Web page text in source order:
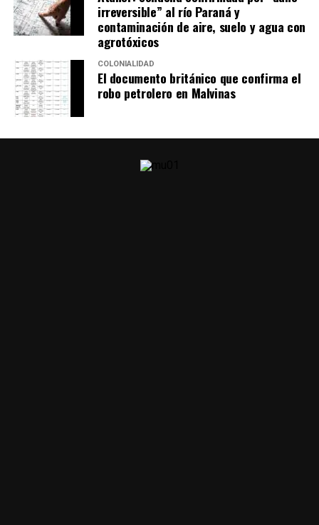
irreversible” al río Paraná y
contaminación de aire, suelo y agua con
agrotóxicos
COLONIALIDAD
El documento británico que confirma el
robo petrolero en Malvinas